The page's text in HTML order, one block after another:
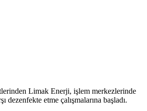
Limak Enerji, işlem merkezlerinde
dezenfekte etme çalışmalarına başladı.